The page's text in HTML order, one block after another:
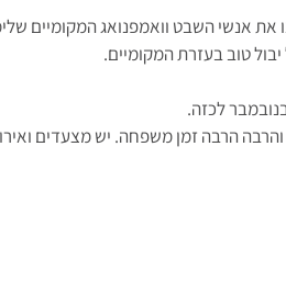
את אנשי השבט וואמפנואג המקומיים
טוב בעזרת המקומיים.
והרבה הרבה זמן משפחה. יש מצעדים